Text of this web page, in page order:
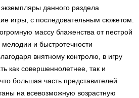
данного раздела
игры, с последовательным сюжетом.
массу блаженства от пестрой
и быстротечности
внятному контролю, в игру
как совершеннолетнее, так и
большая часть представителей
на всевозможную возрастную